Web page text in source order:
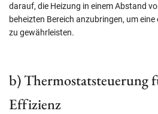
darauf, die Heizung in einem Abstand
beheizten Bereich anzubringen, um
zu gewährleisten.
b) Thermostatsteuerung
Effizienz